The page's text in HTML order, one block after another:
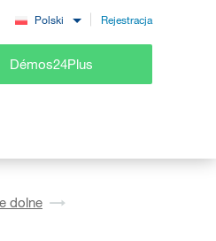
Polski Rejestracja
Démos24Plus
dolne